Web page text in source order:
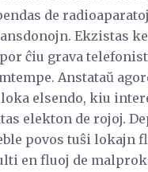
de
Ekzistas
ĉiu grava
Anstataŭ
elsendo, kiu
elekton de rojoj.
povos tuŝi lokajn
en fluoj de